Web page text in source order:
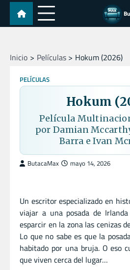
Skip
content
Inicio Películas Hokum (2026)
PELÍCULAS
Hokum
Película
por Damian
Barra e Ivan
ButacaMax mayo 14, 2026
Un escritor especializado en
viajar a una posada de
esparcir en la zona las cenizas
Lo que no sabe es que la
habitado por una bruja. O eso
que viven cerca del lugar…